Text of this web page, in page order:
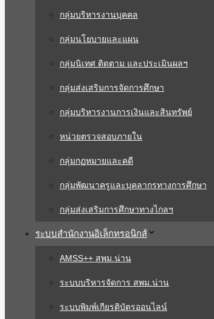
กลุ่มบริหารงานบุคคล
กลุ่มนโยบายและแผน
กลุ่มนิเทศ ติดตาม และประเมินผลฯ
กลุ่มส่งเสริมการจัดการศึกษา
กลุ่มบริหารงานการเงินและสินทรัพย์
หน่วยตรวจสอบภายใน
กลุ่มกฏหมายและคดี
กลุ่มพัฒนาครูและบุคลากรทางการศึกษา
กลุ่มส่งเสริมการศึกษาทางไกลฯ
ระบบสํานักงานอิเล็กทรอนิกส์
AMSS++ สพม.น่าน
ระบบบริหารจัดการ สพม.น่าน
ระบบพิมพ์เกียรติบัตรออนไลน์